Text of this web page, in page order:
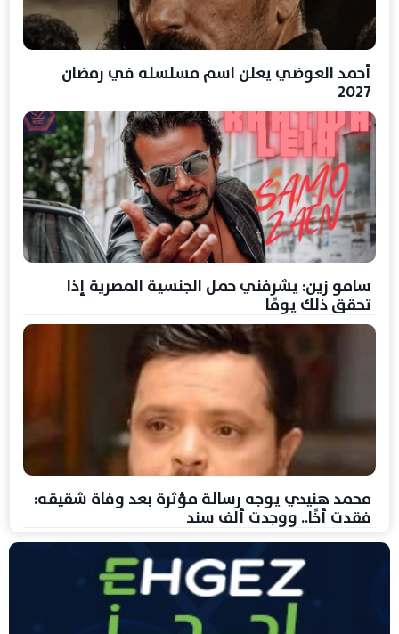
أحمد العوضي يعلن اسم مسلسله في رمضان
2027
سامو زين: يشرفني حمل الجنسية المصرية إذا
تحقق ذلك يومًا
محمد هنيدي يوجه رسالة مؤثرة بعد وفاة شقيقه:
فقدت أخًا.. ووجدت ألف سند